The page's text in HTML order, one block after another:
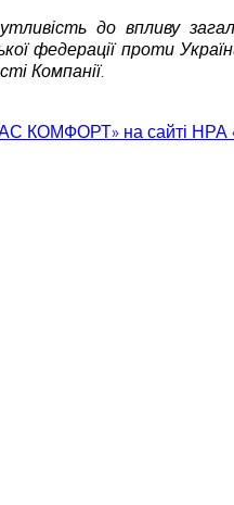
до впливу
федерації проти
Компанії.
КОМФОРТ» на сайті НРА